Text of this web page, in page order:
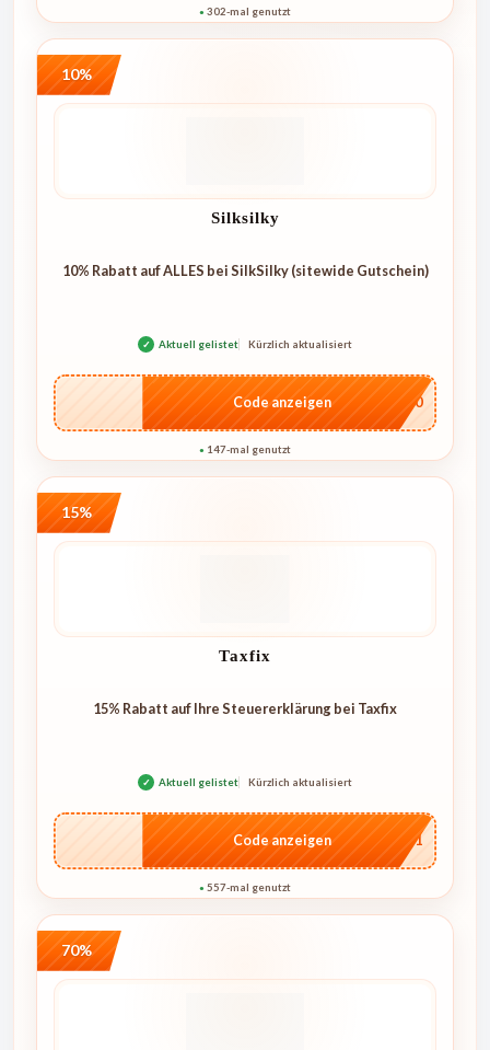
● 302-mal genutzt
10%
Silksilky
10% Rabatt auf ALLES bei SilkSilky (sitewide Gutschein)
✓ Aktuell gelistet Kürzlich aktualisiert
…NT10
Code anzeigen
● 147-mal genutzt
15%
Taxfix
15% Rabatt auf Ihre Steuererklärung bei Taxfix
✓ Aktuell gelistet Kürzlich aktualisiert
…mv1
Code anzeigen
● 557-mal genutzt
70%